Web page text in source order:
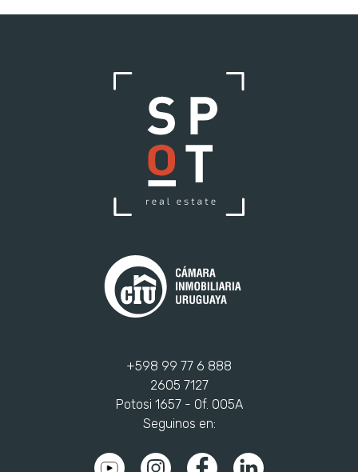
+598 99 77 6 888
2605 7127
Potosi 1657 - Of. 005A
Seguinos en: